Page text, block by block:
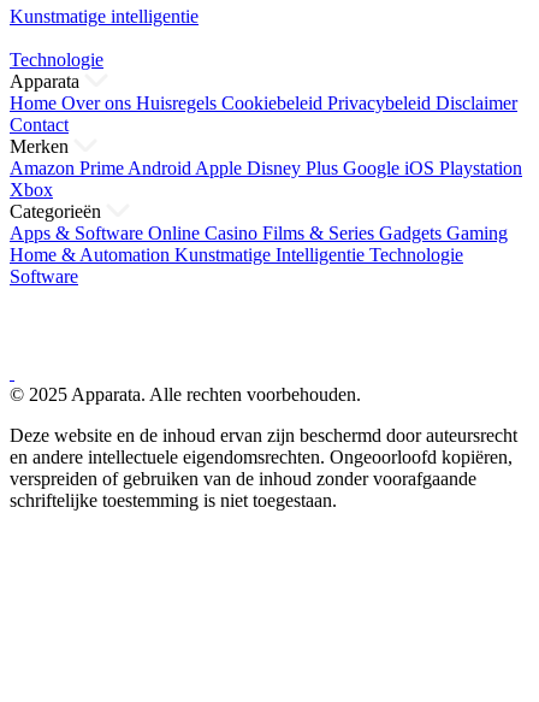
Kunstmatige intelligentie
Technologie
Apparata
Home Over ons Huisregels Cookiebeleid Privacybeleid Disclaimer
Contact
Merken
Amazon Prime Android Apple Disney Plus Google iOS Playstation
Xbox
Categorieën
Apps & Software Online Casino Films & Series Gadgets Gaming
Home & Automation Kunstmatige Intelligentie Technologie
Software
© 2025 Apparata. Alle rechten voorbehouden.
Deze website en de inhoud ervan zijn beschermd door auteursrecht
en andere intellectuele eigendomsrechten. Ongeoorloofd kopiëren,
verspreiden of gebruiken van de inhoud zonder voorafgaande
schriftelijke toestemming is niet toegestaan.